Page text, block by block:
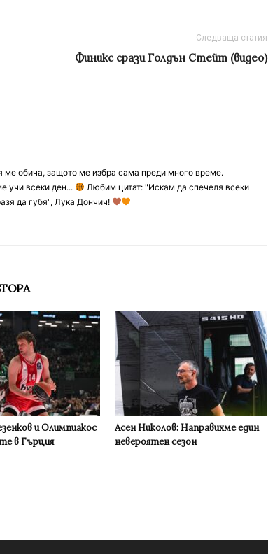
Следваща статия
Финикс срази Голдън Стейт (видео)
ме обича, защото ме избра сама преди много време.
учи всеки ден...
Любим цитат: "Искам да спечеля всеки
да губя", Лука Дончич!
и Олимпиакос
в Гърция
Асен Николов: Направихме един
невероятен сезон